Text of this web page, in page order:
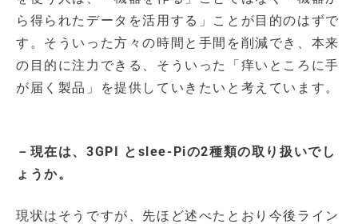
ら得られたデータを活用する」ことが目的のはずで
す。そういった方々の時間と手間を削減でき、本来
の目的に注力できる、そういった「痒いところに手
が届く製品」を提供していきたいと考えています。
－現在は、3GPI とslee-Piの2種類の取り扱いでし
ょうか。
現状はそうですが、先ほど述べたとおり今後ライン